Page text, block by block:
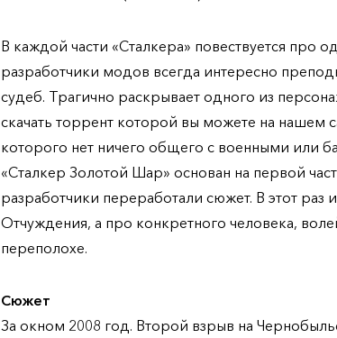
В каждой части «Сталкера» повествуется про
разработчики модов всегда интересно
судеб. Трагично раскрывает одного из
скачать торрент которой вы можете на нашем
которого нет ничего общего с военными или
«Сталкер Золотой Шар» основан на первой
разработчики переработали сюжет. В этот раз
Отчуждения, а про конкретного человека,
переполохе.
Сюжет
За окном 2008 год. Второй взрыв на